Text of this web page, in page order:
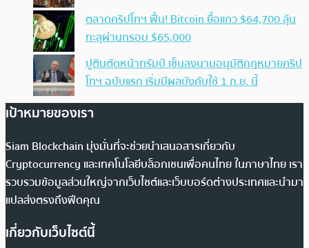
ตลาดคริปโทฯ ฟื้น! Bitcoin ยื้อแถว $64,700 ลุ้น
ทะลุผ่านกรอบ $65,000
ปูตินตัดหน้าทรัมป์ เซ็นลงนามอนุมัติกฎหมายคริป
โทฯ ฉบับแรก เริ่มมีผลบังคับใช้ 1 ก.ย. นี้
เป้าหมายของเรา
Siam Blockchain มุ่งมั่นที่จะช่วยนำเสนอสารเกี่ยวกับ
Cryptocurrency และเทคโนโลยีบล็อกเชนเพื่อคนไทย ในภาษาไทย เรา
รวบรวมข้อมูลส่วนใหญ่จากเว็บไซต์และเว็บบอร์ดต่างประเทศและนำมา
แปลส่งตรงถึงฟีดคุณ
เกี่ยวกับเว็บไซต์นี้